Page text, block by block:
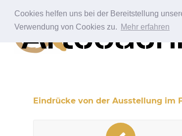
Cookies helfen uns bei der Bereitstellung
Verwendung von Cookies zu. Mehr erfahren
Eindrücke von der Ausstellung im